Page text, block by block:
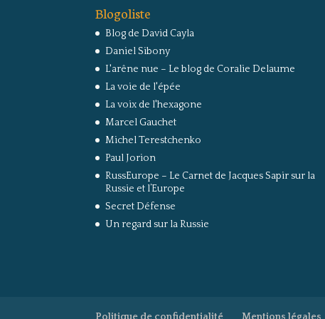
Blogoliste
Blog de David Cayla
Daniel Sibony
L'arêne nue – Le blog de Coralie Delaume
La voie de l'épée
La voix de l'hexagone
Marcel Gauchet
Michel Terestchenko
Paul Jorion
RussEurope – Le Carnet de Jacques Sapir sur la
Russie et l’Europe
Secret Défense
Un regard sur la Russie
Politique de confidentialité Mentions légales